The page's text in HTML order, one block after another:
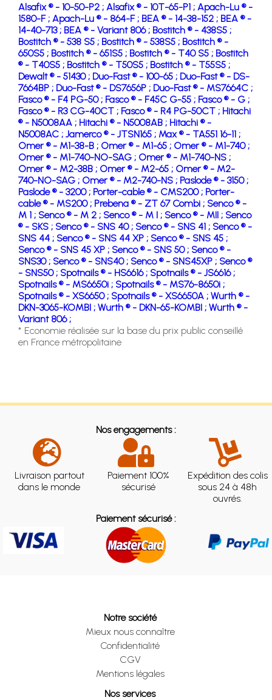
Alsafix ® - 10-50-P2 ; Alsafix ® - 10T-65-P1 ; Apach-Lu ® -
1580-F ; Apach-Lu ® - 864-F ; BEA ® - 14-38-152 ; BEA ® -
14-40-713 ; BEA ® - Variant 806 ; Bostitch ® - 438S5 ;
Bostitch ® - 538 S5 ; Bostitch ® - 538S5 ; Bostitch ® -
650S5 ; Bostitch ® - 651S5 ; Bostitch ® - T40 S5 ; Bostitch
® - T40S5 ; Bostitch ® - T50S5 ; Bostitch ® - T55S5 ;
Dewalt ® - 51430 ; Duo-Fast ® - 100-65 ; Duo-Fast ® - DS-
7664BP ; Duo-Fast ® - DS7656P ; Duo-Fast ® - MS7664C ;
Fasco ® - F4 PG-50 ; Fasco ® - F45C G-55 ; Fasco ® - G ;
Fasco ® - R3 CG-40CT ; Fasco ® - R4 PG-50CT ; Hitachi
® - N5008AA ; Hitachi ® - N5008AB ; Hitachi ® -
N5008AC ; Jamerco ® - JTSN165 ; Max ® - TA551 16-11 ;
Omer ® - M1-38-B ; Omer ® - M1-65 ; Omer ® - M1-740 ;
Omer ® - M1-740-NO-SAG ; Omer ® - M1-740-NS ;
Omer ® - M2-38B ; Omer ® - M2-65 ; Omer ® - M2-
740-NO-SAG ; Omer ® - M2-740-NS ; Paslode ® - 3150 ;
Paslode ® - 3200 ; Porter-cable ® - CMS200 ; Porter-
cable ® - MS200 ; Prebena ® - ZT 67 Combi ; Senco ® -
M 1 ; Senco ® - M 2 ; Senco ® - M I ; Senco ® - MII ; Senco
® - SKS ; Senco ® - SNS 40 ; Senco ® - SNS 41 ; Senco ® -
SNS 44 ; Senco ® - SNS 44 XP ; Senco ® - SNS 45 ;
Senco ® - SNS 45 XP ; Senco ® - SNS 50 ; Senco ® -
SNS30 ; Senco ® - SNS40 ; Senco ® - SNS45XP ; Senco ®
- SNS50 ; Spotnails ® - HS6616 ; Spotnails ® - JS6616 ;
Spotnails ® - MS6650i ; Spotnails ® - MS76-8650i ;
Spotnails ® - XS6650 ; Spotnails ® - XS6650A ; Wurth ® -
DKN-3065-KOMBI ; Wurth ® - DKN-65-KOMBI ; Wurth ® -
Variant 806 ;
* Economie réalisée sur la base du prix public conseillé
en France métropolitaine
Nos engagements :
Livraison partout
dans le monde
Paiement 100%
sécurisé
Expédition des colis
sous 24 à 48h
ouvrés.
Paiement sécurisé :
Notre société
Mieux nous connaître
Confidentialité
CGV
Mentions légales
Nos services